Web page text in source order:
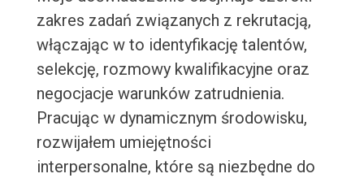
zakres zadań związanych z rekrutacją,
włączając w to identyfikację talentów,
selekcję, rozmowy kwalifikacyjne oraz
negocjacje warunków zatrudnienia.
Pracując w dynamicznym środowisku,
rozwijałem umiejętności
interpersonalne, które są niezbędne do